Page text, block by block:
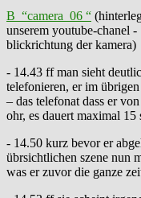
B “camera_06 “
unserem youtube-chanel
blickrichtung der kamera)
- 14.43 ff man sieht
telefonieren, er im
– das telefonat dass er
ohr, es dauert maximal 15
- 14.50 kurz bevor er
übrsichtlichen szene nun
was er zuvor die ganze